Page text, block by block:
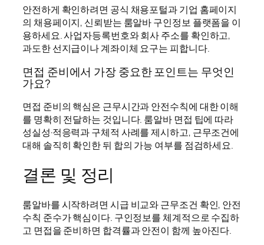
안전하게 확인하려면 공식 채용포털과 기업 홈페이지
의 채용페이지, 신뢰받는 룸알바 구인정보 플랫폼을 이
용하세요. 사업자등록번호와 회사 주소를 확인하고,
과도한 선지급이나 계좌이체 요구는 피합니다.
면접 준비에서 가장 중요한 포인트는 무엇인
가요?
면접 준비의 핵심은 근무시간과 안전수칙에 대한 이해
를 명확히 전달하는 것입니다. 룸알바 면접 팁에 따라
성실성·적응력과 구체적 사례를 제시하고, 근무조건에
대해 솔직히 확인한 뒤 합의 가능 여부를 점검하세요.
결론 및 정리
룸알바를 시작하려면 시급 비교와 근무조건 확인, 안전
수칙 준수가 핵심이다. 구인정보를 체계적으로 수집하
고 면접을 준비하면 합격률과 안전이 함께 높아진다.